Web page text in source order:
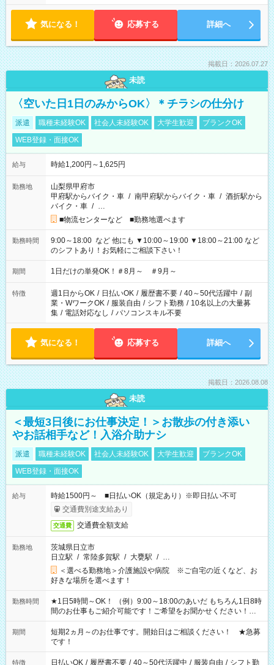
気になる！ 応募する 詳細へ
掲載日：2026.07.27
未読
〈空いた日1日のみからOK〉＊チラシの仕分け
派遣 職種未経験OK 社会人未経験OK 大学生歓迎
ブランクOK
WEB登録・面接OK
給与 時給1,200円～1,625円
勤務地
山梨県甲府市
甲府駅からバイク・車 / 南甲府駅からバイク・車 / 酒折駅から
バイク・車 / …
■物流センターなど ■勤務地選べます
勤務時間
9:00～18:00 など 他にも ▼10:00～19:00 ▼18:00～21:00 など
のシフトあり！お気軽にご相談下さい！
期間 1日だけの単発OK！＃8月～ ＃9月～
特徴 週1日からOK / 日払いOK / 履歴書不要 / 40～50代活躍中 / 副
業・WワークOK / 服装自由 / シフト勤務 / 10名以上の大量募
集 / 電話対応なし / パソコンスキル不要
気になる！ 応募する 詳細へ
掲載日：2026.08.08
未読
＜最短3日後にお仕事決定！＞お散歩の付き添い
やお話相手など！入浴介助ナシ
派遣 職種未経験OK 社会人未経験OK 大学生歓迎
ブランクOK
WEB登録・面接OK
給与
時給1500円～ ■日払いOK（規定あり）※即日払い不可
交通費別途支給あり
交通費 交通費全額支給
勤務地
茨城県日立市
日立駅 / 常陸多賀駅 / 大甕駅 / …
＜選べる勤務地＞介護施設や病院 ※ご自宅の近くなど、お
好きな場所を選べます！
勤務時間
★1日5時間～OK！ （例）9:00～18:00のあいだ もちろん1日8時
間のお仕事もご紹介可能です！ご希望をお聞かせください！★
家庭の都合でお休みが必要な場合も遠慮なくご相談ください。
※週最低15時間以上の勤務が必要です
期間
短期2ヵ月～のお仕事です。開始日はご相談ください！ ★急募
です！
特徴 日払いOK / 履歴書不要 / 40～50代活躍中 / 服装自由 / シフト勤